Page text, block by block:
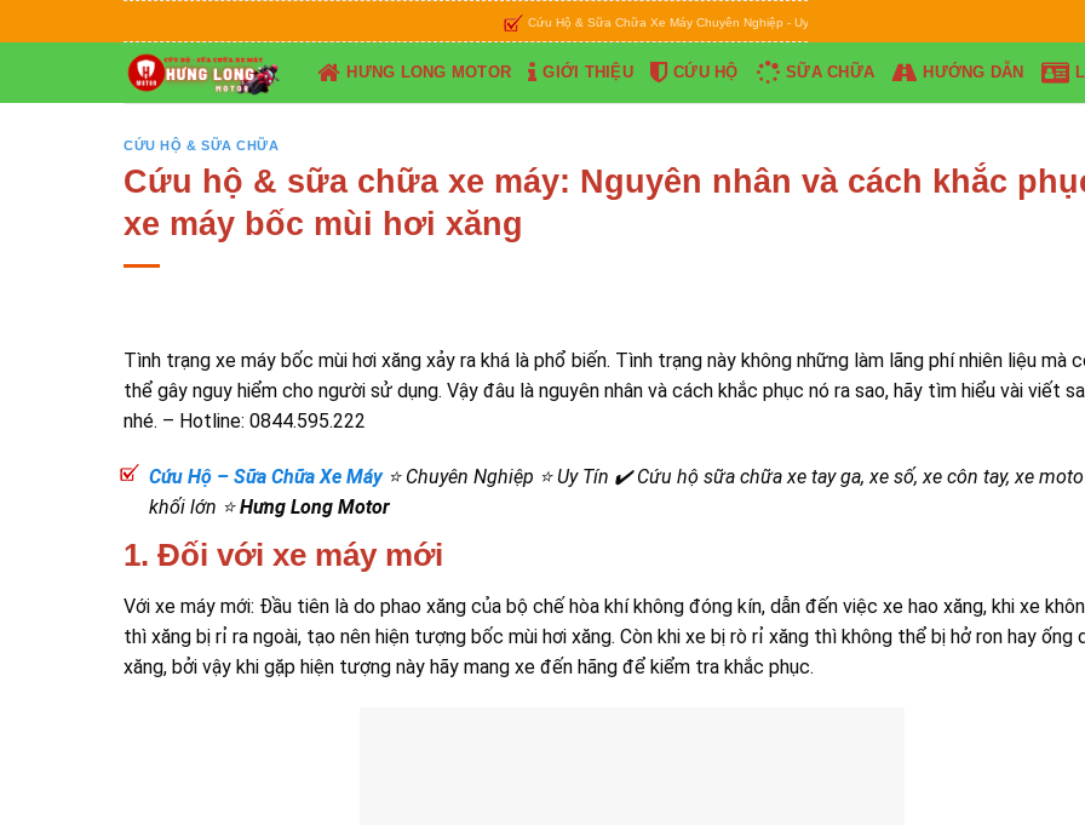
to
Cứu Hộ & Sữa Chữa Xe Máy Chuyên Nghiệp - Uy Tín - Ân Cần - Chu Đáo * Hotline: 0844.595.222 Phục
HƯNG LONG MOTOR GIỚI THIỆU CỨU HỘ SỮA CHỮA HƯỚNG DẪN
CỨU HỘ & SỮA CHỮA
Cứu hộ & sữa chữa xe máy: Nguyên nhân và cách khắc
xe máy bốc mùi hơi xăng
Tình trạng xe máy bốc mùi hơi xăng xảy ra khá là phổ biến. Tình trạng này không những làm lãng phí nhiên liệu mà
thể gây nguy hiểm cho người sử dụng. Vậy đâu là nguyên nhân và cách khắc phục nó ra sao, hãy tìm hiểu vài viết
nhé. – Hotline: 0844.595.222
Cứu Hộ – Sữa Chữa Xe Máy⭐ Chuyên Nghiệp ⭐ Uy Tín ✔️ Cứu hộ sữa chữa xe tay ga, xe số, xe côn tay, xe
khối lớn ⭐Hưng Long Motor
1. Đối với xe máy mới
Với xe máy mới: Đầu tiên là do phao xăng của bộ chế hòa khí không đóng kín, dẫn đến việc xe hao xăng, khi xe
thì xăng bị rỉ ra ngoài, tạo nên hiện tượng bốc mùi hơi xăng. Còn khi xe bị rò rỉ xăng thì không thể bị hở ron hay ống
xăng, bởi vậy khi gặp hiện tượng này hãy mang xe đến hãng để kiểm tra khắc phục.